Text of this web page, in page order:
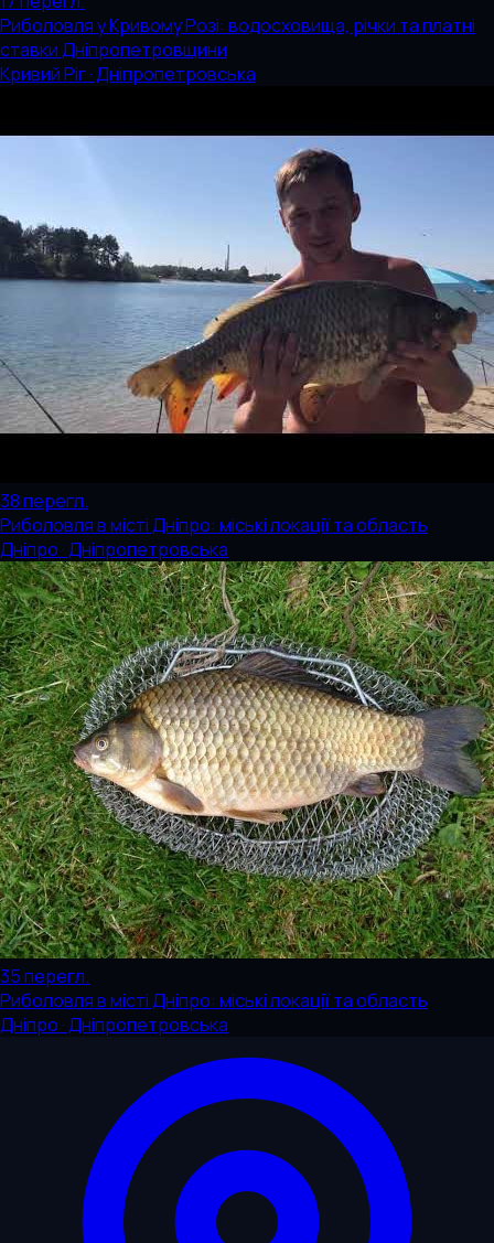
Риболовля у Кривому Розі: водосховища, річки та платні
ставки Дніпропетровщини
Кривий Ріг · Дніпропетровська
38перегл.
Риболовля в місті Дніпро: міські локації та область
Дніпро · Дніпропетровська
35перегл.
Риболовля в місті Дніпро: міські локації та область
Дніпро · Дніпропетровська